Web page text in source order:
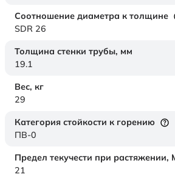
Соотношение диаметра к толщине
SDR 26
Толщина стенки трубы, мм
19.1
Вес, кг
29
Категория стойкости к горению
ПВ-0
Предел текучести при растяжении,
21